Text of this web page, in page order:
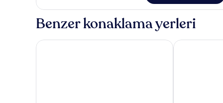
daha
detay
Benzer konaklama yerleri
Pinnacle Hotel Harbourfront Revival